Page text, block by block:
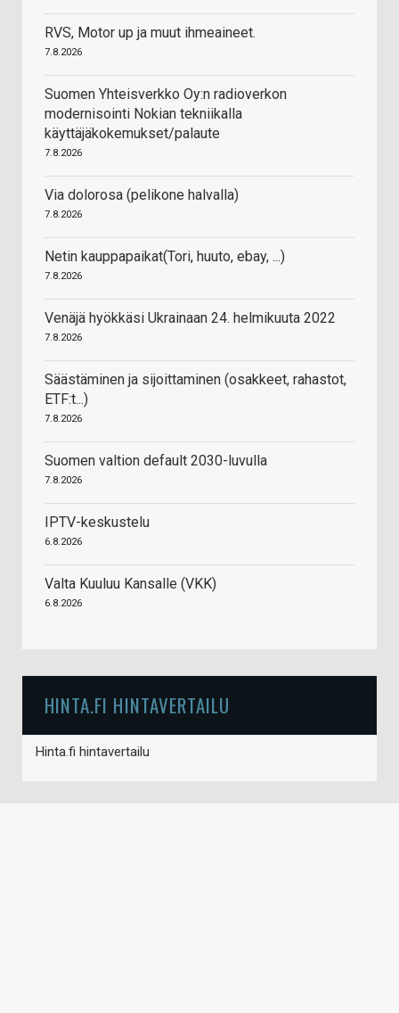
RVS, Motor up ja muut ihmeaineet.
7.8.2026
Suomen Yhteisverkko Oy:n radioverkon
modernisointi Nokian tekniikalla
käyttäjäkokemukset/palaute
7.8.2026
Via dolorosa (pelikone halvalla)
7.8.2026
Netin kauppapaikat(Tori, huuto, ebay, ...)
7.8.2026
Venäjä hyökkäsi Ukrainaan 24. helmikuuta 2022
7.8.2026
Säästäminen ja sijoittaminen (osakkeet, rahastot,
ETF:t...)
7.8.2026
Suomen valtion default 2030-luvulla
7.8.2026
IPTV-keskustelu
6.8.2026
Valta Kuuluu Kansalle (VKK)
6.8.2026
HINTA.FI HINTAVERTAILU
Hinta.fi hintavertailu